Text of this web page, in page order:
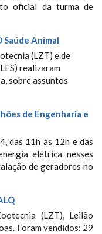
oficial da turma de
Saúde Animal
(LZT) e de
realizaram
sobre assuntos
de Engenharia e
das 11h às 12h e das
elétrica nesses
de geradores no
(LZT), Leilão
Foram vendidos: 29